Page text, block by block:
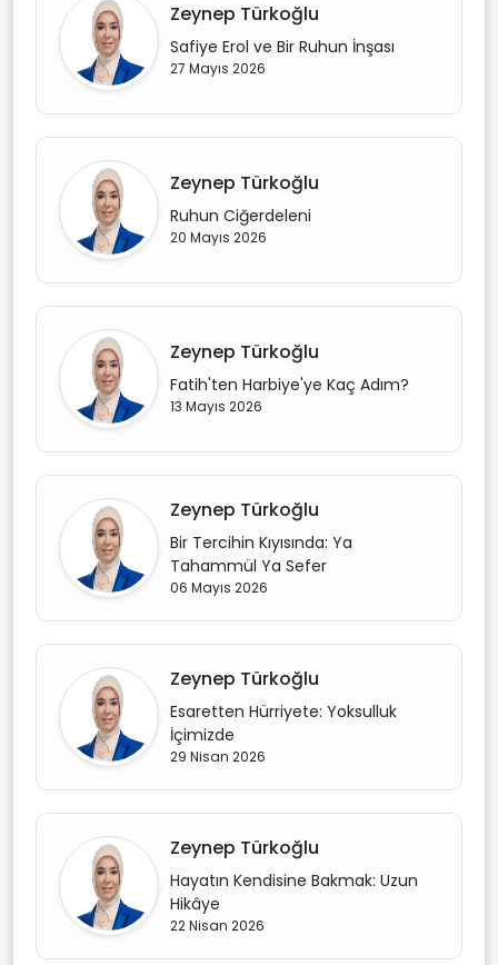
Zeynep Türkoğlu
Safiye Erol ve Bir Ruhun İnşası
27 Mayıs 2026
Zeynep Türkoğlu
Ruhun Ciğerdeleni
20 Mayıs 2026
Zeynep Türkoğlu
Fatih'ten Harbiye'ye Kaç Adım?
13 Mayıs 2026
Zeynep Türkoğlu
Bir Tercihin Kıyısında: Ya
Tahammül Ya Sefer
06 Mayıs 2026
Zeynep Türkoğlu
Esaretten Hürriyete: Yoksulluk
İçimizde
29 Nisan 2026
Zeynep Türkoğlu
Hayatın Kendisine Bakmak: Uzun
Hikâye
22 Nisan 2026